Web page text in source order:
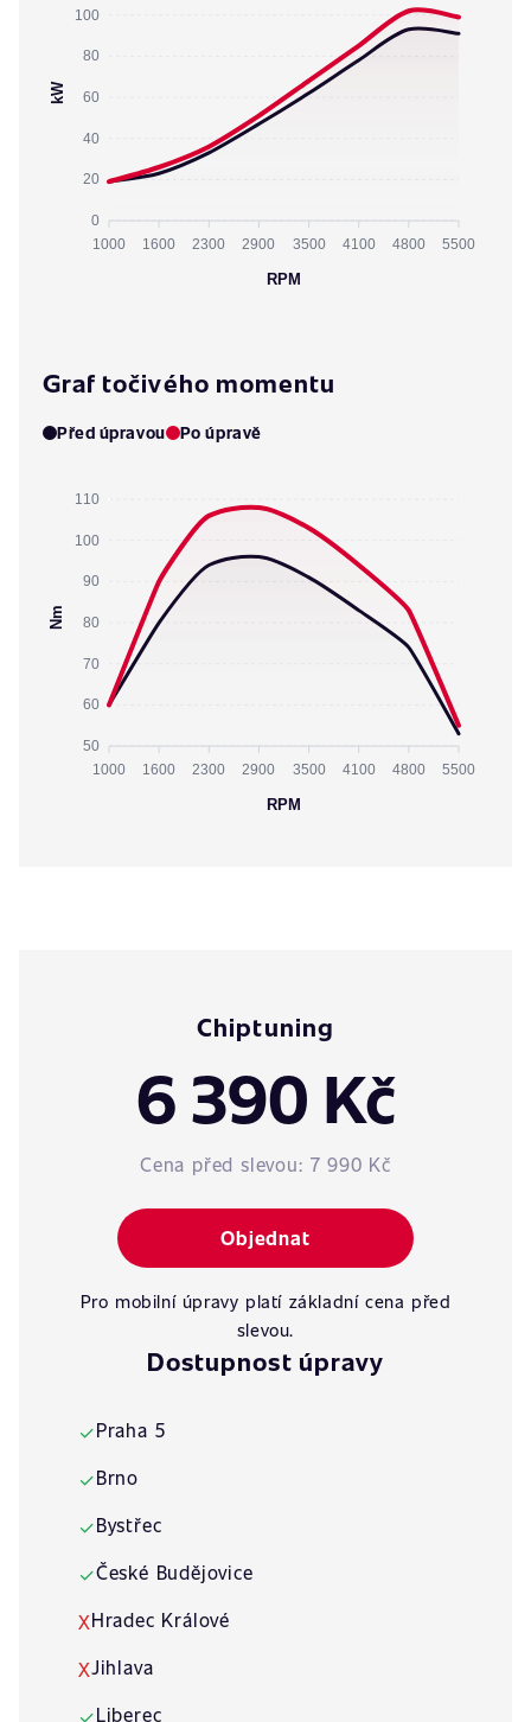
100
80
60
40
20
0
kW
1000 1600 2300 2900 3500 4100 4800 5500
RPM
Graf točivého momentu
Před úpravou Po úpravě
110
100
90
80
70
60
50
Nm
1000 1600 2300 2900 3500 4100 4800 5500
RPM
Chiptuning
6 390 Kč
Cena před slevou: 7 990 Kč
Objednat
Pro mobilní úpravy platí základní cena před
slevou.
Dostupnost úpravy
✓Praha 5
✓Brno
✓Bystřec
✓České Budějovice
XHradec Králové
XJihlava
✓Liberec